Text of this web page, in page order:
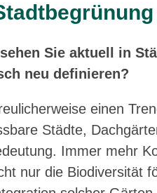
Sie aktuell in
neu definieren?
einen
Städte,
Immer mehr
nur die Biodiversität